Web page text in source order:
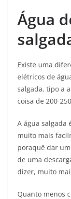
Água
Existe uma
elétricos de
salgada, tipo a
coisa de 200-
A água salgada
muito mais
poraquê dar
de uma
dizer, muito
Quanto menos